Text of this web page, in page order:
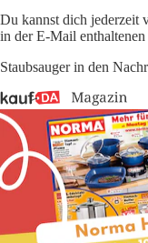
Du kannst dich jederzeit
in der E-Mail
Staubsauger in den